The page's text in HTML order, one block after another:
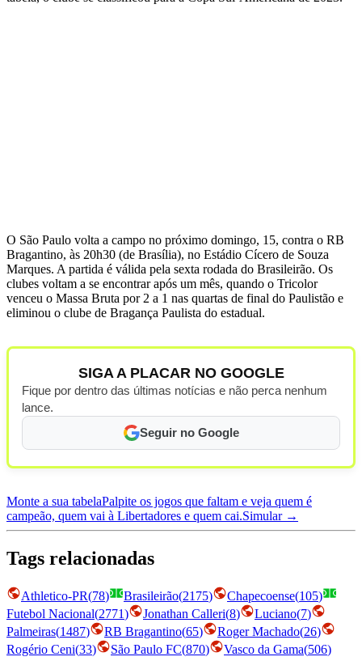
O São Paulo volta a campo no próximo domingo, 15, contra o RB
Bragantino, às 20h30 (de Brasília), no Estádio Cícero de Souza
Marques. A partida é válida pela sexta rodada do Brasileirão. Os
clubes voltam a se encontrar após um mês, quando o Tricolor
venceu o Massa Bruta por 2 a 1 nas quartas de final do Paulistão e
eliminou o clube de Bragança Paulista do estadual.
SIGA A PLACAR NO GOOGLE
Fique por dentro das últimas notícias e não perca nenhum
lance.
Seguir no Google
Monte a sua tabelaPalpite os jogos que faltam e veja quem é
campeão, quem vai à Libertadores e quem cai.Simular →
Tags relacionadas
Athletico-PR(78) Brasileirão(2175) Chapecoense(105)
Futebol Nacional(2771) Jonathan Calleri(8) Luciano(7)
Palmeiras(1487) RB Bragantino(65) Roger Machado(26)
Rogério Ceni(33) São Paulo FC(870) Vasco da Gama(506)